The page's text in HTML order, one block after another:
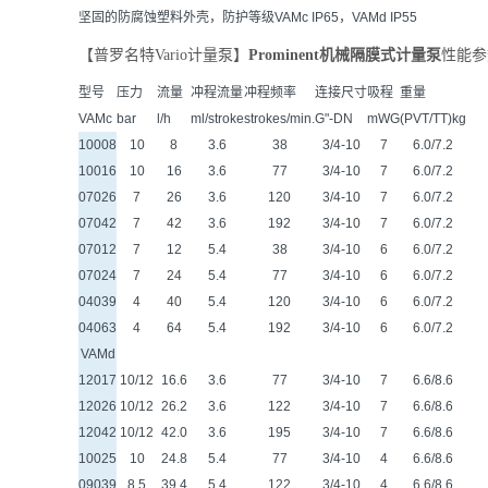
坚固的防腐蚀塑料外壳，防护等级VAMc IP65，VAMd IP55
【普罗名特Vario计量泵】 Prominent机械隔膜式计量泵性能
型号 压力 流量 冲程流量冲程频率 连接尺寸吸程 重量
VAMc bar l/h ml/strokestrokes/min.G"-DN mWG(PVT/TT)kg
10008
10 8 3.6 38 3/4-10 7
6.0/7.2
10016
10 16 3.6 77 3/4-10 7
6.0/7.2
07026
7 26 3.6 120 3/4-10 7
6.0/7.2
07042
7 42 3.6 192 3/4-10 7
6.0/7.2
07012
7 12 5.4 38 3/4-10 6
6.0/7.2
07024
7 24 5.4 77 3/4-10 6
6.0/7.2
04039
4 40 5.4 120 3/4-10 6
6.0/7.2
04063
4 64 5.4 192 3/4-10 6
6.0/7.2
VAMd
12017 10/12 16.6 3.6 77 3/4-10 7
6.6/8.6
12026 10/12 26.2 3.6 122 3/4-10 7
6.6/8.6
12042 10/12 42.0 3.6 195 3/4-10 7
6.6/8.6
10025
10 24.8 5.4 77 3/4-10 4
6.6/8.6
09039
8.5 39.4 5.4 122 3/4-10 4 6.6/8.6